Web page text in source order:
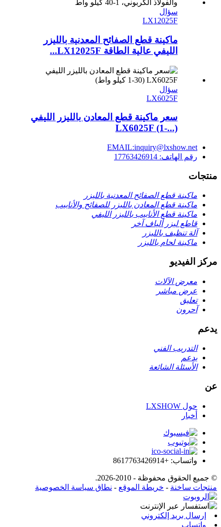
سؤال
LX12025F
ماكينة قطع الصفائح المعدنية بالليزر
الليفي عالية الطاقة LX12025F...
سؤال
LX6025F
سعر ماكينة قطع المعادن بالليزر الليفي
LX6025F (1-...)
EMAIL:inquiry@lxshow.net
رقم الهاتف: 17763426914
منتجات
ماكينة قطع الصفائح المعدنية بالليزر
ماكينة قطع المعادن بالليزر للصفائح والأنابيب
ماكينة قطع الأنابيب بالليزر الليفي
قاطع ليزر ألياف آخر
آلة تنظيف بالليزر
ماكينة لحام بالليزر
مركز الفيديو
معرض الآلات
عرض مباشر
تعليق
آحرون
يدعم
التدريب الفني
يدعم
الأسئلة الشائعة
عن
حول LXSHOW
أخبار
واتساب: +8617763426914
© جميع الحقوق محفوظة - 2010-2026.
منتجات ساخنة - خريطة الموقع - نطاق سياسة الخصوصية
إرسال بريد إلكتروني
واتساب